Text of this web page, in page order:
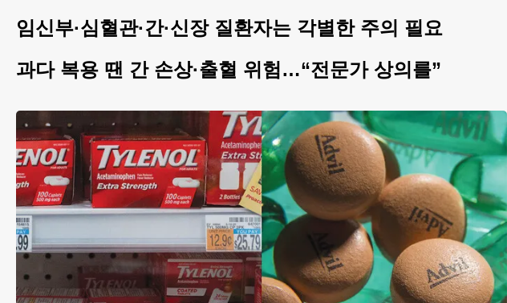
임신부·심혈관·간·신장 질환자는 각별한 주의 필요
과다 복용 땐 간 손상·출혈 위험…“전문가 상의를”